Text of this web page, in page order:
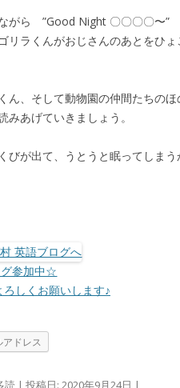
がら ”Good Night 〇〇〇〇〜”
リラくんがおじさんのあとをひ
、そして動物園の仲間たちのほ
あげていきましょう。
びが出て、うとうと眠ってしま
参加中☆
しくお願いします♪
アドレス
読 | 投稿日: 2020年9月24日 |